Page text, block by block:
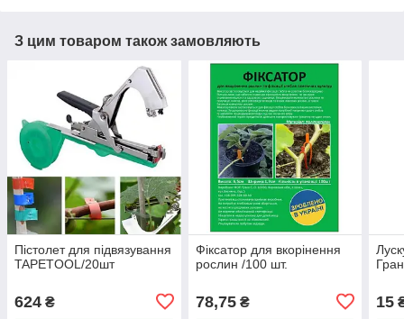
З цим товаром також замовляють
Пістолет для підвязування
TAPETOOL/20шт
624 ₴
Фіксатор для вкорінення
рослин /100 шт.
78,75₴ 15